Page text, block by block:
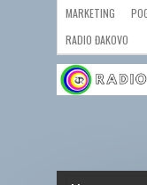
MARKETING
RADIO ĐAKOVO